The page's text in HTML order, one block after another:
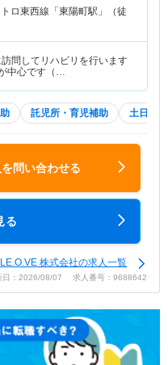
ロ東西線「東陽町駅」（徒
問してリハビリを行います
中心です（…
託児所・育児補助 土日祝休
問い合わせる
る
LE.O.VE 株式会社の求人一覧
日：2026/08/07 求人番号：9688642